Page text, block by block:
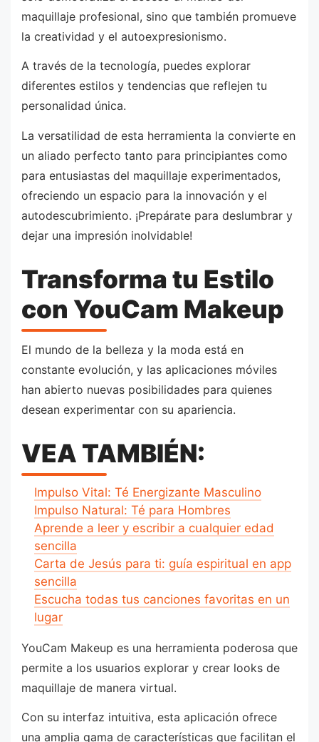
maquillaje profesional, sino que también promueve
la creatividad y el autoexpresionismo.
A través de la tecnología, puedes explorar
diferentes estilos y tendencias que reflejen tu
personalidad única.
La versatilidad de esta herramienta la convierte en
un aliado perfecto tanto para principiantes como
para entusiastas del maquillaje experimentados,
ofreciendo un espacio para la innovación y el
autodescubrimiento. ¡Prepárate para deslumbrar y
dejar una impresión inolvidable!
Transforma tu Estilo
con YouCam Makeup
El mundo de la belleza y la moda está en
constante evolución, y las aplicaciones móviles
han abierto nuevas posibilidades para quienes
desean experimentar con su apariencia.
VEA TAMBIÉN:
Impulso Vital: Té Energizante Masculino
Impulso Natural: Té para Hombres
Aprende a leer y escribir a cualquier edad
sencilla
Carta de Jesús para ti: guía espiritual en app
sencilla
Escucha todas tus canciones favoritas en un
lugar
YouCam Makeup es una herramienta poderosa que
permite a los usuarios explorar y crear looks de
maquillaje de manera virtual.
Con su interfaz intuitiva, esta aplicación ofrece
una amplia gama de características que facilitan el